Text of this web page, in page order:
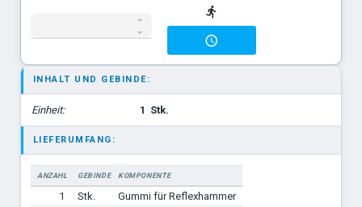
INHALT UND GEBINDE:
Einheit: 1 Stk.
LIEFERUMFANG:
ANZAHL GEBINDE
KOMPONENTE
1
Stk. Gummi für Reflexhammer